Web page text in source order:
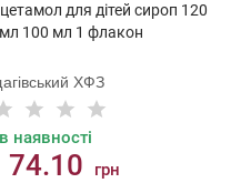
для дітей сироп 120
100 мл 1 флакон
ХФЗ
наявності
74.10 грн